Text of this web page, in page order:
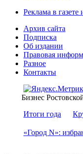
Реклама в газете
Архив сайта
Подписка
Об издании
Правовая
Разное
Контакты
Бизнес
Итоги года
«Город N»: